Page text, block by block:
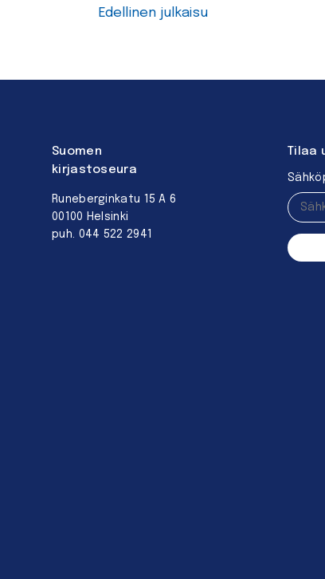
Edellinen julkaisu
Suomen
kirjastoseura
Runeberginkatu 15 A 6
00100 Helsinki
puh. 044 522 2941
Tilaa